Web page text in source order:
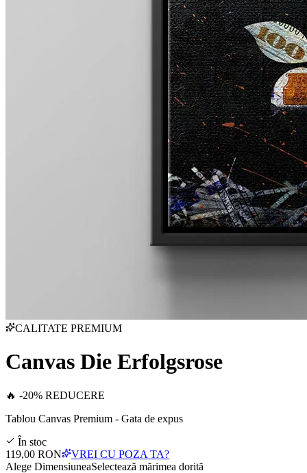
CALITATE PREMIUM
Canvas Die Erfolgsrose
🔥 -20% REDUCERE
Tablou Canvas Premium - Gata de expus
În stoc
119,00 RON
VREI CU POZA TA?
Alege DimensiuneaSelectează mărimea dorită